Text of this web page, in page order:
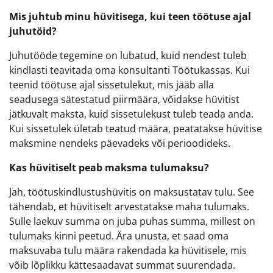
Mis juhtub minu hüvitisega, kui teen töötuse ajal
juhutöid?
Juhutööde tegemine on lubatud, kuid nendest tuleb
kindlasti teavitada oma konsultanti Töötukassas. Kui
teenid töötuse ajal sissetulekut, mis jääb alla
seadusega sätestatud piirmäära, võidakse hüvitist
jätkuvalt maksta, kuid sissetulekust tuleb teada anda.
Kui sissetulek ületab teatud määra, peatatakse hüvitise
maksmine nendeks päevadeks või perioodideks.
Kas hüvitiselt peab maksma tulumaksu?
Jah, töötuskindlustushüvitis on maksustatav tulu. See
tähendab, et hüvitiselt arvestatakse maha tulumaks.
Sulle laekuv summa on juba puhas summa, millest on
tulumaks kinni peetud. Ära unusta, et saad oma
maksuvaba tulu määra rakendada ka hüvitisele, mis
võib lõplikku kättesaadavat summat suurendada.